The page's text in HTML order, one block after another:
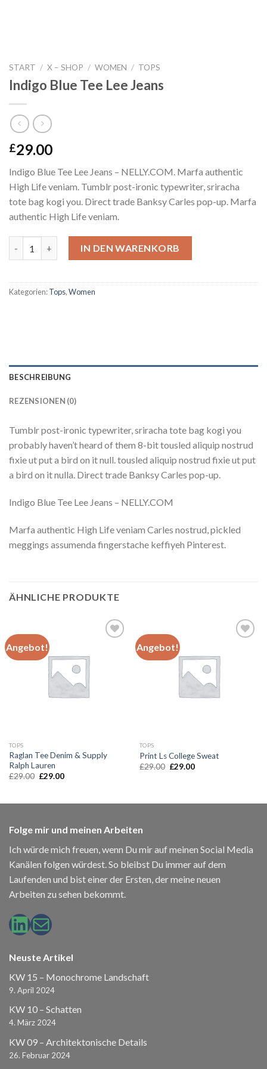
START / X – SHOP / WOMEN / TOPS
Indigo Blue Tee Lee Jeans
£29.00
Indigo Blue Tee Lee Jeans – NELLY.COM. Marfa authentic
High Life veniam. Tumblr post-ironic typewriter, sriracha
tote bag kogi you. Direct trade Banksy Carles pop-up. Marfa
authentic High Life veniam.
IN DEN WARENKORB
Kategorien:Tops,Women
BESCHREIBUNG
REZENSIONEN (0)
Tumblr post-ironic typewriter, sriracha tote bag kogi you
probably haven’t heard of them 8-bit tousled aliquip nostrud
fixie ut put a bird on it null. tousled aliquip nostrud fixie ut put
a bird on it nulla. Direct trade Banksy Carles pop-up.
Indigo Blue Tee Lee Jeans – NELLY.COM
Marfa authentic High Life veniam Carles nostrud, pickled
meggings assumenda fingerstache keffiyeh Pinterest.
ÄHNLICHE PRODUKTE
Angebot!
TOPS
Raglan Tee Denim & Supply
Ralph Lauren
£29.00 Ursprünglicher
£29.00Aktueller
Angebot!
TOPS
Print Ls College Sweat
£29.00 Ursprünglicher
£29.00Aktueller
Folge mir und meinen Arbeiten
Ich würde mich freuen, wenn Du mir auf meinen Social Media
Kanälen folgen würdest. So bleibst Du immer auf dem
Laufenden und bist einer der Ersten, der meine neuen
Arbeiten zu sehen bekommt.
LinkedIn
E-Mail
Neuste Artikel
KW 15 – Monochrome Landschaft
9. April 2024
KW 10 – Schatten
4. März 2024
KW 09 – Architektonische Details
26. Februar 2024